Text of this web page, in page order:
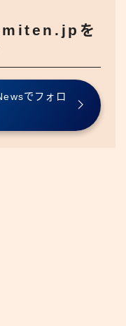
を
でフォロ